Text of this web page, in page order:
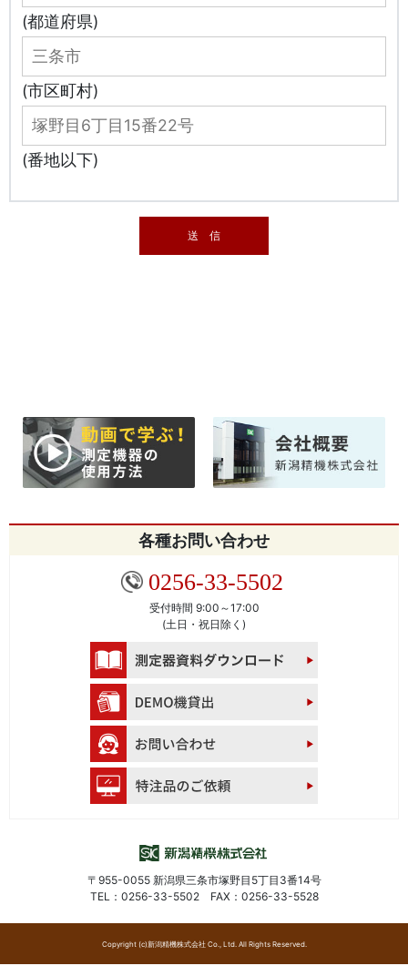
(都道府県)
(市区町村)
(番地以下)
各種お問い合わせ
0256-33-5502
受付時間 9:00～17:00
(土日・祝日除く)
〒955-0055 新潟県三条市塚野目5丁目3番14号
TEL：0256-33-5502 FAX：0256-33-5528
Copyright (c)新潟精機株式会社 Co., Ltd. All Rights Reserved.